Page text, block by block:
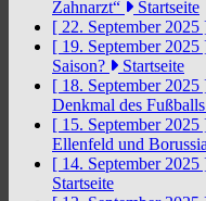
Zahnarzt“
Startseite
[ 22. September 2025
[ 19. September 2025
Saison?
Startseite
[ 18. September 2025
Denkmal des Fußballs
[ 15. September 2025
Ellenfeld und Borussia
[ 14. September 2025
Startseite